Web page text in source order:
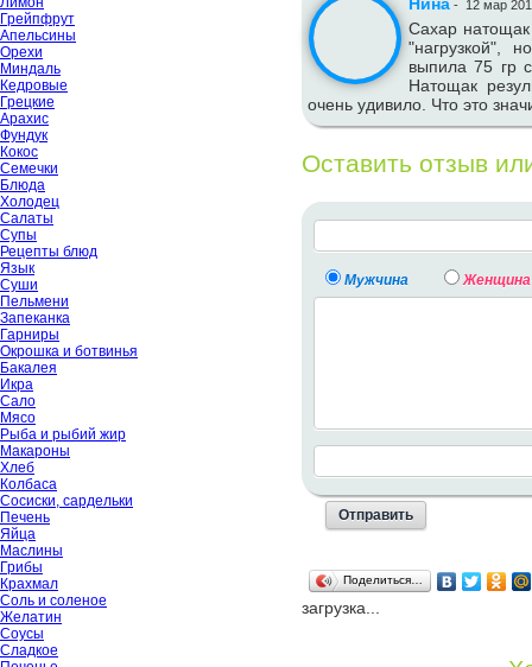
Грейпфрут
Апельсины
Орехи
Миндаль
Кедровые
Грецкие
Арахис
Фундук
Кокос
Семечки
Блюда
Холодец
Салаты
Супы
Рецепты блюд
Язык
Суши
Пельмени
Запеканка
Гарниры
Окрошка и ботвинья
Бакалея
Икра
Сало
Мясо
Рыба и рыбий жир
Макароны
Хлеб
Колбаса
Сосиски, сардельки
Печень
Яйца
Маслины
Грибы
Крахмал
Соль и соленое
Желатин
Соусы
Сладкое
- 12 мар
Сахар
"нагрузкой",
выпила 75 гр
Натощак
очень удивило. Что это
Оставить отзыв
Мужчина Женщина
Поделиться…
загрузка...